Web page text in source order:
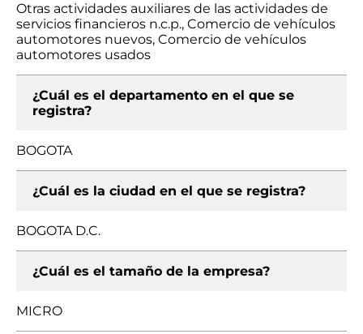
Otras actividades auxiliares de las actividades de
servicios financieros n.c.p., Comercio de vehículos
automotores nuevos, Comercio de vehículos
automotores usados
¿Cuál es el departamento en el que se
registra?
BOGOTA
¿Cuál es la ciudad en el que se registra?
BOGOTA D.C.
¿Cuál es el tamaño de la empresa?
MICRO